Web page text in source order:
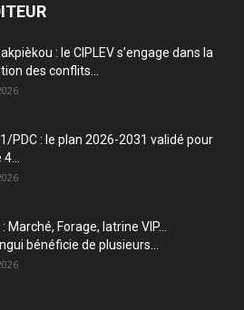
: le CIPLEV s’engage dans la
des conflits...
PDC : le plan 2026-2031 validé pour
Marché, Forage, latrine VIP…
bénéficie de plusieurs...